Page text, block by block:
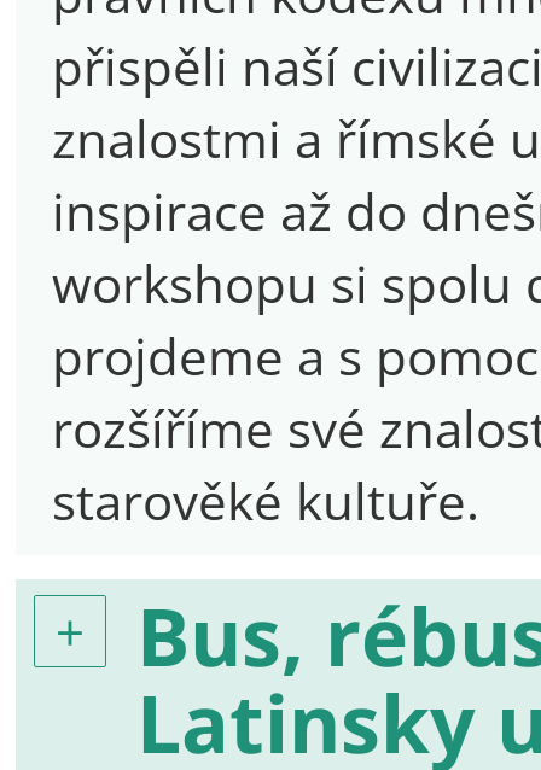
přispěli naší
znalostmi a římské
inspirace až do
workshopu si spolu
projdeme a s
rozšíříme své
starověké kultuře.
Bus,
Latinsky